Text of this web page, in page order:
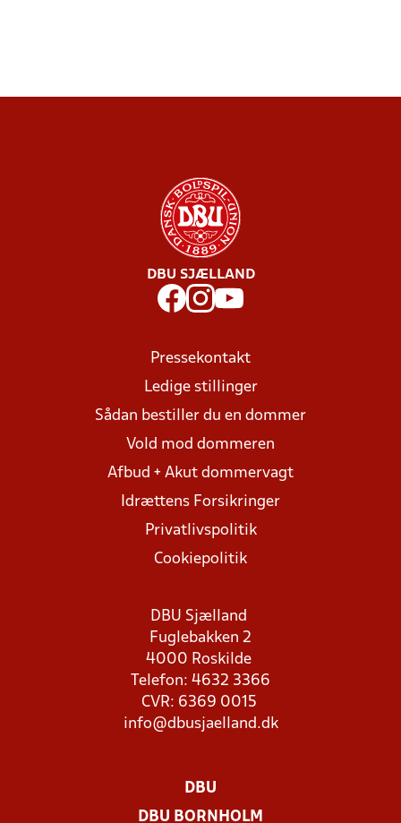
DBU SJÆLLAND
Pressekontakt
Ledige stillinger
Sådan bestiller du en dommer
Vold mod dommeren
Afbud + Akut dommervagt
Idrættens Forsikringer
Privatlivspolitik
Cookiepolitik
DBU Sjælland
Fuglebakken 2
4000 Roskilde
Telefon: 4632 3366
CVR: 6369 0015
info@dbusjaelland.dk
DBU
DBU BORNHOLM